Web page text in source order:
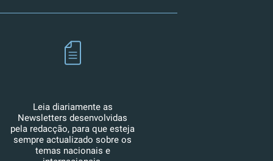
Leia diariamente as
Newsletters desenvolvidas
pela redacção, para que esteja
sempre actualizado sobre os
temas nacionais e